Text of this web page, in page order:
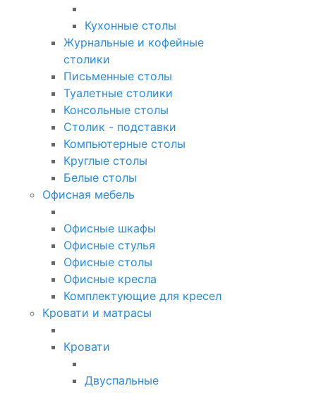
Кухонные столы
Журнальные и кофейные
столики
Письменные столы
Туалетные столики
Консольные столы
Столик - подставки
Компьютерные столы
Круглые столы
Белые столы
Офисная мебель
Офисные шкафы
Офисные стулья
Офисные столы
Офисные кресла
Комплектующие для кресел
Кровати и матрасы
Кровати
Двуспальные